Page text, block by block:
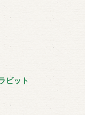
ビット